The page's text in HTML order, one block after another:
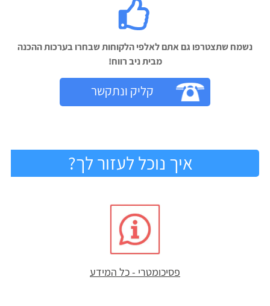
נשמח שתצטרפו גם אתם לאלפי הלקוחות שבחרו בערכות ההכנה
מבית ניב רווח!‬
קליק ונתקשר
איך נוכל לעזור לך?
פסיכומטרי - כל המידע